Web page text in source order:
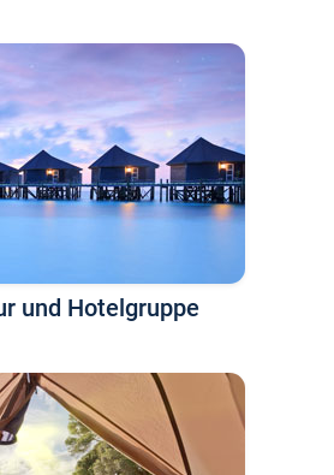
und Hotelgruppe